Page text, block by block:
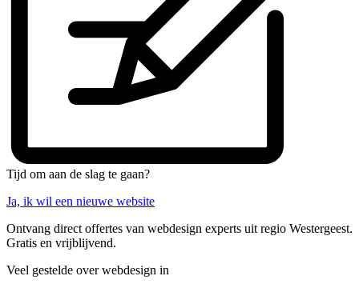
Tijd om aan de slag te gaan?
Ja, ik wil een nieuwe website
Ontvang direct offertes van webdesign experts uit regio Westergeest.
Gratis en vrijblijvend.
Veel gestelde over webdesign in